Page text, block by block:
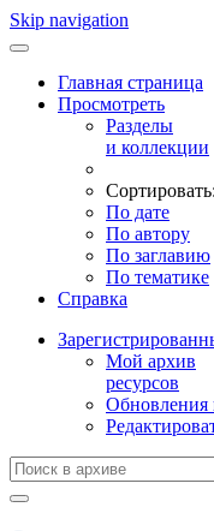
Skip navigation
Главная страница
Просмотреть
Разделы
и коллекции
Сортировать:
По дате
По автору
По заглавию
По тематике
Справка
Мой архив
ресурсов
Обновления